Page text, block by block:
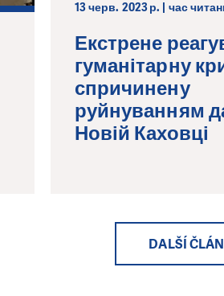
13 черв. 2023 р. | час
Екстрене
гуманітарну
спричинену
руйнуванням
Новій Каховці
DALŠÍ